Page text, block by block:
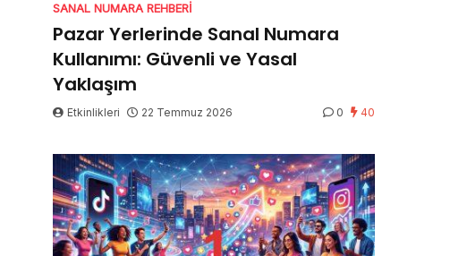
SANAL NUMARA REHBERI
Pazar Yerlerinde Sanal Numara
Kullanımı: Güvenli ve Yasal
Yaklaşım
Etkinlikleri 22 Temmuz 2026 0 40